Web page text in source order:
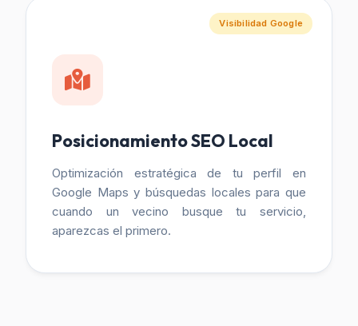
Visibilidad Google
Posicionamiento SEO Local
Optimización estratégica de tu perfil en
Google Maps y búsquedas locales para que
cuando un vecino busque tu servicio,
aparezcas el primero.